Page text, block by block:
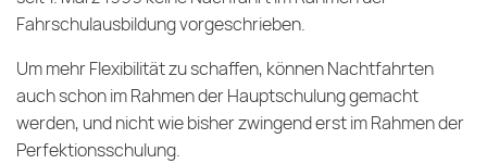
Fahrschulausbildung vorgeschrieben.
Um mehr Flexibilität zu schaffen, können Nachtfahrten
auch schon im Rahmen der Hauptschulung gemacht
werden, und nicht wie bisher zwingend erst im Rahmen der
Perfektionsschulung.